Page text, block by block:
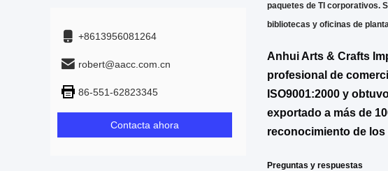
+8613956081264
robert@aacc.com.cn
86-551-62823345
Contacta ahora
paquetes de TI corporativos.
bibliotecas y oficinas de
Anhui Arts & Crafts
profesional de
ISO9001:2000 y
exportado a más de
reconocimiento de
Preguntas y respuestas